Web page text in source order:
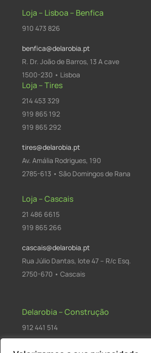
Loja – Lisboa – Benfica
910 473 826
benfica@delarobia.pt
R. Dr. João de Barros, 13 A cave
1500-230 • Lisboa
Loja – Tires
214 453 329
919 865 192
919 865 292
tires@delarobia.pt
Av. Amália Rodrigues, 190
2785-613 • São Domingos de Rana
Loja – Cascais
21 486 6615
919 865 266
cascais@delarobia.pt
Rua Júlio Dantas, lote 47 – R/c Esq.
2750-670 • Cascais
Delarobia – Construção
912 441 514